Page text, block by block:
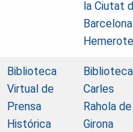
la Ciutat
Biblioteca
Virtual de
Prensa
Histórica
Biblioteca
Carles
Rahola de
Girona